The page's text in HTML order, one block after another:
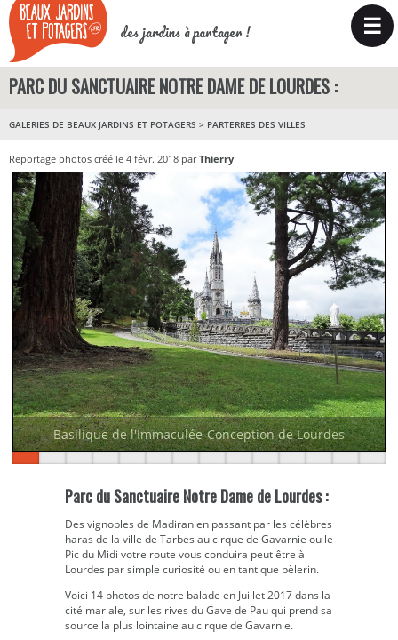
des jardins à partager ! ☰
PARC DU SANCTUAIRE NOTRE DAME DE LOURDES :
GALERIES DE BEAUX JARDINS ET POTAGERS > PARTERRES DES VILLES
Reportage photos créé le 4 févr. 2018 parThierry
Basilique de l'Immaculée-Conception de Lourdes
Parc du Sanctuaire Notre Dame de Lourdes :
Des vignobles de Madiran en passant par les célèbres
haras de la ville de Tarbes au cirque de Gavarnie ou le
Pic du Midi votre route vous conduira peut être à
Lourdes par simple curiosité ou en tant que pèlerin.
Voici 14 photos de notre balade en Juillet 2017 dans la
cité mariale, sur les rives du Gave de Pau qui prend sa
source la plus lointaine au cirque de Gavarnie.